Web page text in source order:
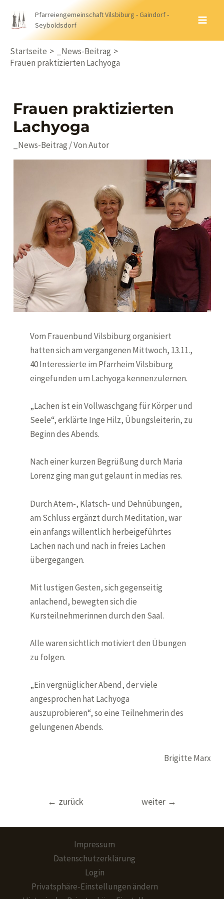
Inhalt
Pfarreiengemeinschaft Vilsbiburg - Gaindorf -
Seyboldsdorf
Startseite
_News-Beitrag
Frauen praktizierten Lachyoga
Frauen praktizierten
Lachyoga
_News-Beitrag / VonAutor
Vom Frauenbund Vilsbiburg organisiert
hatten sich am vergangenen Mittwoch, 13.11.,
40 Interessierte im Pfarrheim Vilsbiburg
eingefunden um Lachyoga kennenzulernen.
„Lachen ist ein Vollwaschgang für Körper und
Seele“, erklärte Inge Hilz, Übungsleiterin, zu
Beginn des Abends.
Nach einer kurzen Begrüßung durch Maria
Lorenz ging man gut gelaunt in medias res.
Durch Atem-, Klatsch- und Dehnübungen,
am Schluss ergänzt durch Meditation, war
ein anfangs willentlich herbeigeführtes
Lachen nach und nach in freies Lachen
übergegangen.
Mit lustigen Gesten, sich gegenseitig
anlachend, bewegten sich die
Kursteilnehmerinnen durch den Saal.
Alle waren sichtlich motiviert den Übungen
zu folgen.
„Ein vergnüglicher Abend, der viele
angesprochen hat Lachyoga
auszuprobieren“, so eine Teilnehmerin des
gelungenen Abends.
Brigitte Marx
Beitragsnavigation
← zurück weiter →
Impressum
Datenschutzerklärung
Login
Privatsphäre-Einstellungen ändern